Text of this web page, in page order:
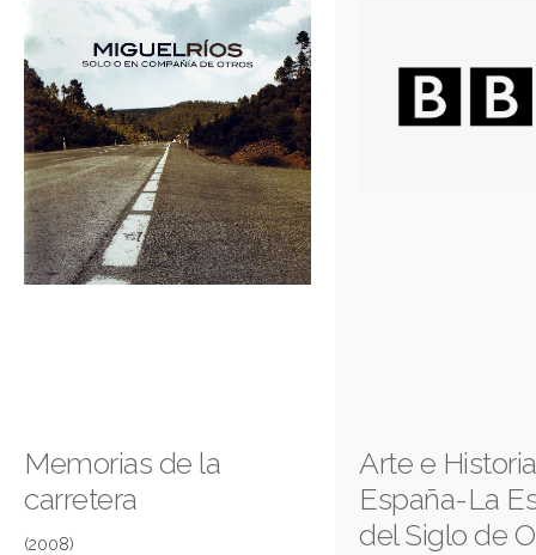
Memorias de la
carretera
(2008)
Arte e
España-La
del Siglo de